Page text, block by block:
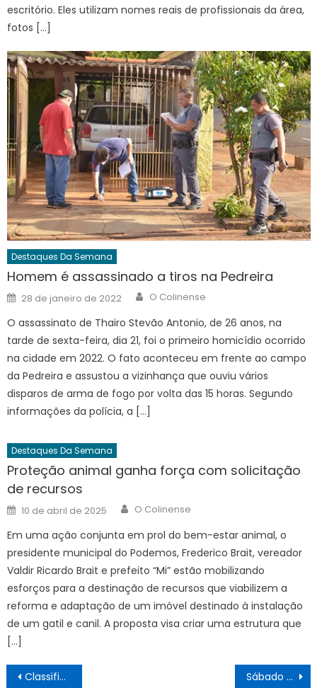
escritório. Eles utilizam nomes reais de profissionais da área,
fotos […]
Destaques Da Semana
Homem é assassinado a tiros na Pedreira
Posted
on
28 de janeiro de 2022 Author
O Colinense
O assassinato de Thairo Stevão Antonio, de 26 anos, na
tarde de sexta-feira, dia 21, foi o primeiro homicídio ocorrido
na cidade em 2022. O fato aconteceu em frente ao campo
da Pedreira e assustou a vizinhança que ouviu vários
disparos de arma de fogo por volta das 15 horas. Segundo
informações da polícia, a […]
Destaques Da Semana
Proteção animal ganha força com solicitação
de recursos
Posted
on
10 de abril de 2025 Author
O Colinense
Em uma ação conjunta em prol do bem-estar animal, o
presidente municipal do Podemos, Frederico Brait, vereador
Valdir Ricardo Brait e prefeito “Mi” estão mobilizando
esforços para a destinação de recursos que viabilizem a
reforma e adaptação de um imóvel destinado à instalação
de um gatil e canil. A proposta visa criar uma estrutura que
[…]
Navegação
Classificados 10/08 Sábado tem vacinação antirrábica